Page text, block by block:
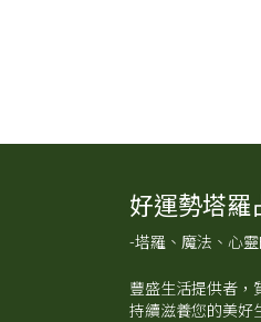
好運勢塔羅
-塔羅、魔法、心
豐盛生活提供者，
持續滋養您的美好